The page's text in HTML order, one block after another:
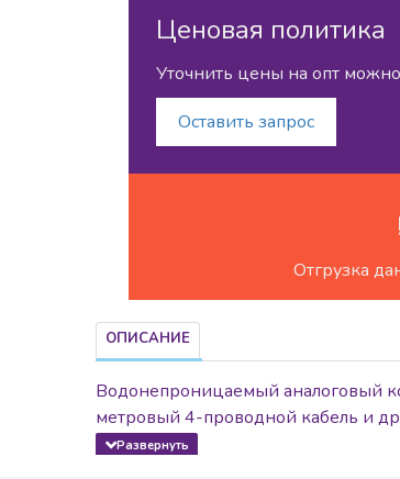
Ценовая политика
Уточнить цены на опт
Оставить запрос
Отгрузка
ОПИСАНИЕ
Водонепроницаемый аналоговый
метровый 4-проводной кабель и